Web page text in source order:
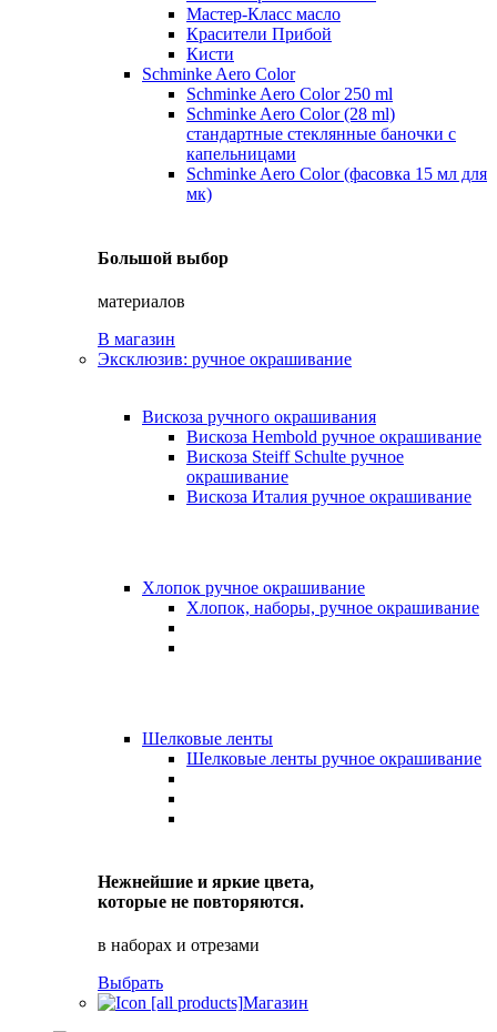
Мастер-Класс масло
Красители Прибой
Кисти
Schminke Aero Color
Schminke Aero Color 250 ml
Schminke Aero Color (28 ml)
стандартные стеклянные баночки с
капельницами
Schminke Aero Color (фасовка 15 мл для
мк)
Большой выбор
материалов
В магазин
Эксклюзив: ручное окрашивание
Вискоза ручного окрашивания
Вискоза Hembold ручное окрашивание
Вискоза Steiff Schulte ручное
окрашивание
Вискоза Италия ручное окрашивание
Хлопок ручное окрашивание
Хлопок, наборы, ручное окрашивание
Шелковые ленты
Шелковые ленты ручное окрашивание
Нежнейшие и яркие цвета,
которые не повторяются.
в наборах и отрезами
Выбрать
Магазин